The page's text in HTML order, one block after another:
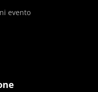
evento